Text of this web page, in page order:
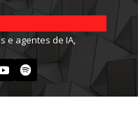
e agentes de IA,